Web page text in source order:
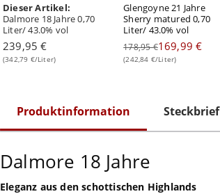
Dieser Artikel:
Dalmore 18 Jahre 0,70
Liter/ 43.0% vol
239,95 €
(342,79 €/Liter)
Glengoyne 21 Jahre
Sherry matured 0,70
Liter/ 43.0% vol
178,95 €169,99 €
(242,84 €/Liter)
Produktinformation Steckbrief
Dalmore 18 Jahre
Eleganz aus den schottischen Highlands